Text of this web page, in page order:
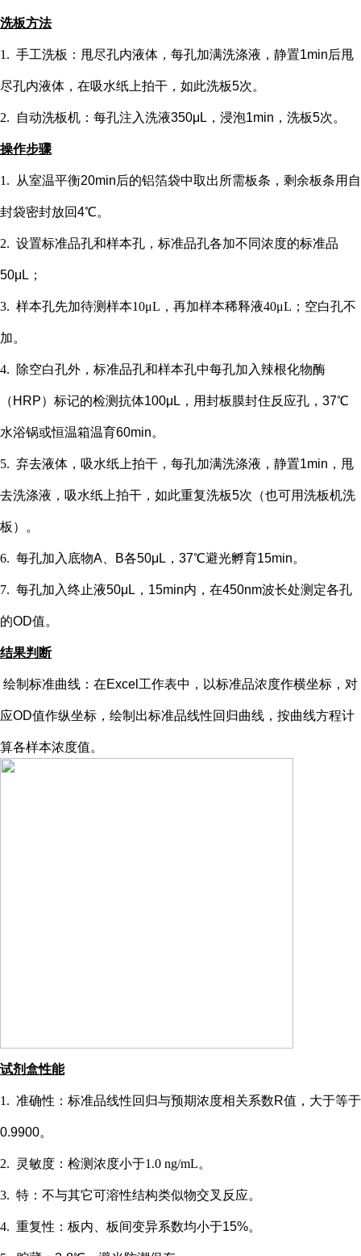
洗板方法
1. 手工洗板：甩尽孔内液体，每孔加满洗涤液，静置1min后甩
尽孔内液体，在吸水纸上拍干，如此洗板5次。
2. 自动洗板机：每孔注入洗液350μL，浸泡1min，洗板5次。
操作步骤
1. 从室温平衡20min后的铝箔袋中取出所需板条，剩余板条用自
封袋密封放回4℃。
2. 设置标准品孔和样本孔 ，标准品孔各加不同浓度的标准品
50μL；
3. 样本孔先加待测样本10μL，再加样本稀释液40μL； 空白孔不
加。
4. 除空白孔外， 标准品孔和样本孔中每孔加入辣根化物酶
（ HRP）标记的检测抗体100μL，用封板膜封住反应孔，37℃
水浴锅或恒温箱温育60min。
5. 弃去液体，吸水纸上拍干，每孔加满洗涤液，静置1min，甩
去洗涤液，吸水纸上拍干，如此重复洗板5次（也可用洗板机洗
板）。
6. 每孔加入底物A、B各50μL，37℃避光孵育15min。
7. 每孔加入终止液50μL，15min内，在450nm波长处测定各孔
的OD值。
结果判断
绘制标准曲线：在Excel工作表中，以标准品浓度作横坐标，对
应OD值作纵坐标，绘制出标准品线性回归曲线，按曲线方程计
算各样本浓度值。
试剂盒性能
1. 准确性：标准品线性回归与预期浓度相关系数R值，大于等于
0.9900。
2. 灵敏度：检测浓度小于1.0 ng/mL。
3. 特：不与其它可溶性结构类似物交叉反应。
4. 重复性：板内、板间变异系数均小于15%。